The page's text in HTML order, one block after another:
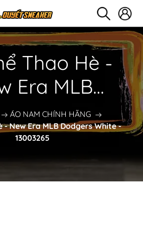
Thao Hè -
Era MLB
-
ÁO NAM CHÍNH HÃNG
Era MLB Dodgers White -
13003265